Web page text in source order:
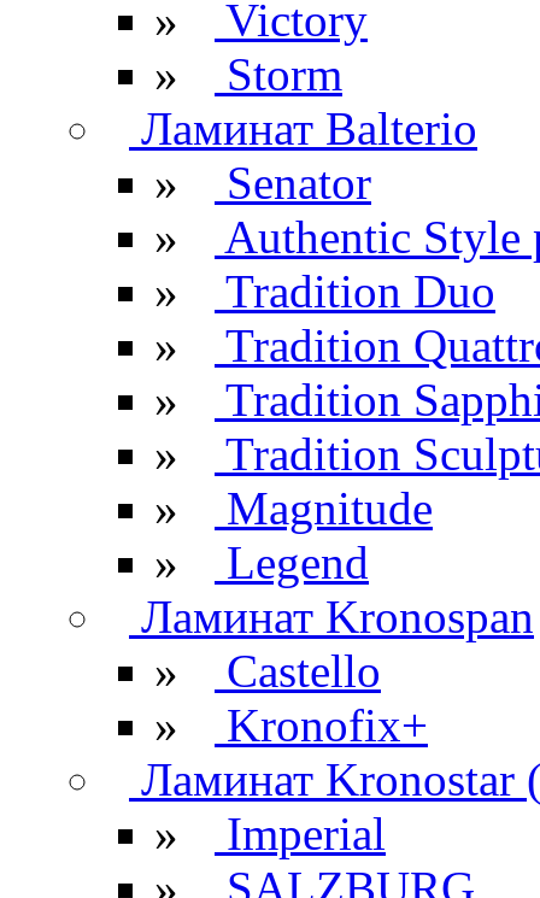
»
Victory
»
Storm
Ламинат Balterio
»
Senator
»
Authentic Style
»
Tradition Duo
»
Tradition
»
Tradition
»
Tradition
»
Magnitude
»
Legend
Ламинат Kronospan
»
Castello
»
Kronofix+
Ламинат Kronostar
»
Imperial